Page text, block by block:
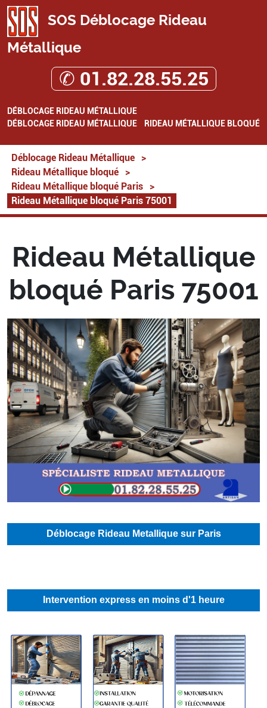
SOS Déblocage Rideau
Métallique
✆ 01.82.28.55.25
DÉBLOCAGE RIDEAU MÉTALLIQUE
DÉBLOCAGE RIDEAU MÉTALLIQUE
RIDEAU MÉTALLIQUE BLOQUÉ
Déblocage Rideau Métallique
>
Rideau Métallique bloqué
>
Rideau Métallique bloqué Paris
>
Rideau Métallique bloqué Paris 75001
Rideau Métallique
bloqué Paris 75001
Déblocage Rideau Metallique sur Paris
Intervention express en moins d'1 heure